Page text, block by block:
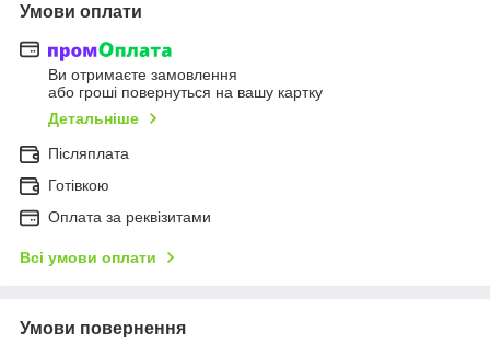
Умови оплати
Ви отримаєте замовлення
або гроші повернуться на вашу картку
Детальніше
Післяплата
Готівкою
Оплата за реквізитами
Всі умови оплати
Умови повернення